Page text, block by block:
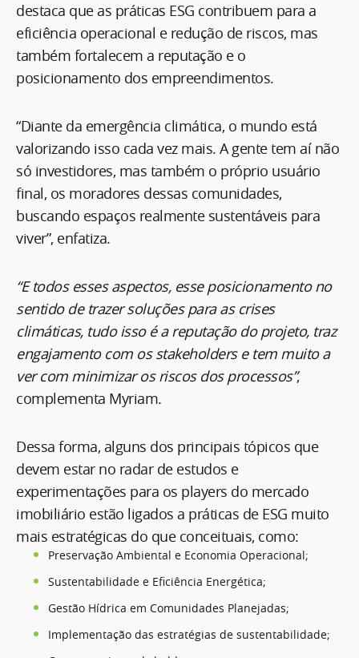
destaca que as práticas ESG contribuem para a
eficiência operacional e redução de riscos, mas
também fortalecem a reputação e o
posicionamento dos empreendimentos.
“Diante da emergência climática, o mundo está
valorizando isso cada vez mais. A gente tem aí não
só investidores, mas também o próprio usuário
final, os moradores dessas comunidades,
buscando espaços realmente sustentáveis para
viver”, enfatiza.
“E todos esses aspectos, esse posicionamento no
sentido de trazer soluções para as crises
climáticas, tudo isso é a reputação do projeto, traz
engajamento com os stakeholders e tem muito a
ver com minimizar os riscos dos processos”,
complementa Myriam.
Dessa forma, alguns dos principais tópicos que
devem estar no radar de estudos e
experimentações para os players do mercado
imobiliário estão ligados a práticas de ESG muito
mais estratégicas do que conceituais, como:
Preservação Ambiental e Economia Operacional;
Sustentabilidade e Eficiência Energética;
Gestão Hídrica em Comunidades Planejadas;
Implementação das estratégias de sustentabilidade;